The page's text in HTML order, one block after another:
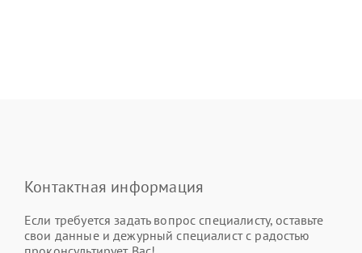
Контактная информация
Если требуется задать вопрос специалисту, оставьте
свои данные и дежурный специалист с радостью